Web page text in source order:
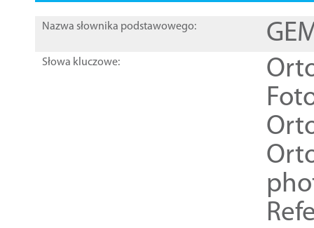
Nazwa słownika podstawowego:
Słowa kluczowe: